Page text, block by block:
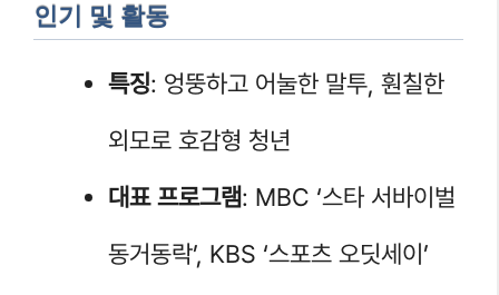
인기 및 활동
특징: 엉뚱하고 어눌한 말투, 훤칠한
외모로 호감형 청년
대표 프로그램: MBC ‘스타 서바이벌
동거동락’, KBS ‘스포츠 오딧세이’